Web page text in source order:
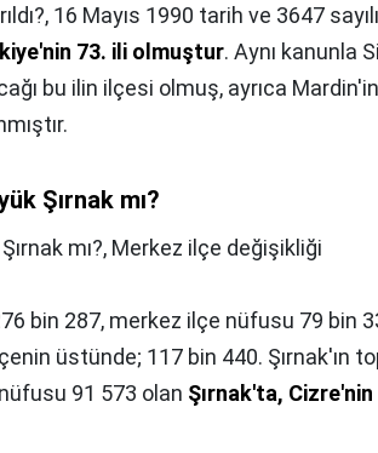
16 Mayıs 1990 tarih ve 3647
73. ili olmuştur. Aynı kanunla
bu ilin ilçesi olmuş, ayrıca
Şırnak mı?
mı?, Merkez ilçe değişikliği
bin 287, merkez ilçe nüfusu 79 bin
üstünde; 117 bin 440. Şırnak'ın
91 573 olan Şırnak'ta,